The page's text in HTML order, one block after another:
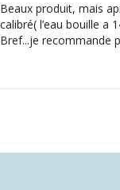
Beaux produit, mais
calibré( l’eau bouille a
Bref...je recommande